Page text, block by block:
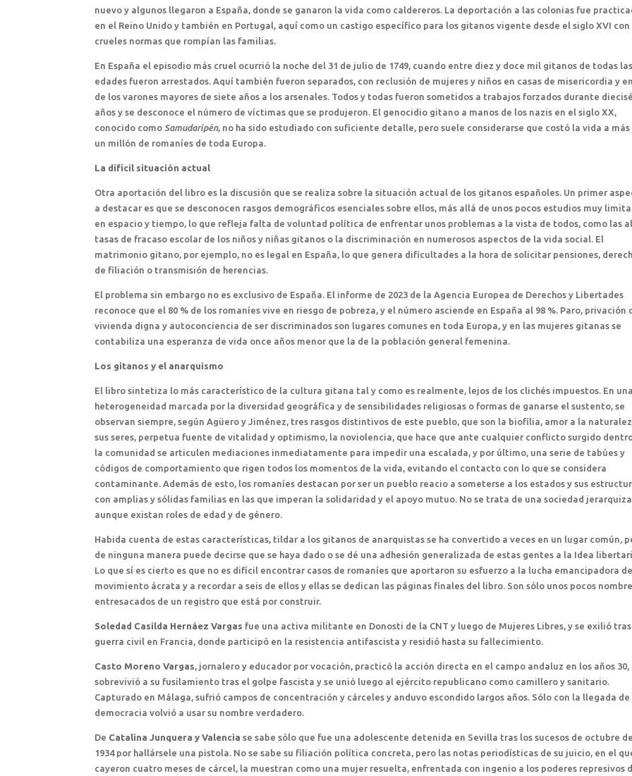
nuevo y algunos llegaron a España, donde se ganaron la vida como caldereros. La deportación a las colonias fue
en el Reino Unido y también en Portugal, aquí como un castigo específico para los gitanos vigente desde el siglo XVI con
crueles normas que rompían las familias.
En España el episodio más cruel ocurrió la noche del 31 de julio de 1749, cuando entre diez y doce mil gitanos de todas las
edades fueron arrestados. Aquí también fueron separados, con reclusión de mujeres y niños en casas de misericordia y
de los varones mayores de siete años a los arsenales. Todos y todas fueron sometidos a trabajos forzados durante
años y se desconoce el número de víctimas que se produjeron. El genocidio gitano a manos de los nazis en el siglo XX,
conocido como Samudaripén, no ha sido estudiado con suficiente detalle, pero suele considerarse que costó la vida a más
un millón de romaníes de toda Europa.
La difícil situación actual
Otra aportación del libro es la discusión que se realiza sobre la situación actual de los gitanos españoles. Un primer
a destacar es que se desconocen rasgos demográficos esenciales sobre ellos, más allá de unos pocos estudios muy
en espacio y tiempo, lo que refleja falta de voluntad política de enfrentar unos problemas a la vista de todos, como las
tasas de fracaso escolar de los niños y niñas gitanos o la discriminación en numerosos aspectos de la vida social. El
matrimonio gitano, por ejemplo, no es legal en España, lo que genera dificultades a la hora de solicitar pensiones,
de filiación o transmisión de herencias.
El problema sin embargo no es exclusivo de España. El informe de 2023 de la Agencia Europea de Derechos y Libertades
reconoce que el 80 % de los romaníes vive en riesgo de pobreza, y el número asciende en España al 98 %. Paro, privación
vivienda digna y autoconciencia de ser discriminados son lugares comunes en toda Europa, y en las mujeres gitanas se
contabiliza una esperanza de vida once años menor que la de la población general femenina.
Los gitanos y el anarquismo
El libro sintetiza lo más característico de la cultura gitana tal y como es realmente, lejos de los clichés impuestos. En una
heterogeneidad marcada por la diversidad geográfica y de sensibilidades religiosas o formas de ganarse el sustento, se
observan siempre, según Agüero y Jiménez, tres rasgos distintivos de este pueblo, que son la biofilia, amor a la
sus seres, perpetua fuente de vitalidad y optimismo, la noviolencia, que hace que ante cualquier conflicto surgido
la comunidad se articulen mediaciones inmediatamente para impedir una escalada, y por último, una serie de tabúes y
códigos de comportamiento que rigen todos los momentos de la vida, evitando el contacto con lo que se considera
contaminante. Además de esto, los romaníes destacan por ser un pueblo reacio a someterse a los estados y sus
con amplias y sólidas familias en las que imperan la solidaridad y el apoyo mutuo. No se trata de una sociedad
aunque existan roles de edad y de género.
Habida cuenta de estas características, tildar a los gitanos de anarquistas se ha convertido a veces en un lugar común,
de ninguna manera puede decirse que se haya dado o se dé una adhesión generalizada de estas gentes a la Idea
Lo que sí es cierto es que no es difícil encontrar casos de romaníes que aportaron su esfuerzo a la lucha emancipadora
movimiento ácrata y a recordar a seis de ellos y ellas se dedican las páginas finales del libro. Son sólo unos pocos
entresacados de un registro que está por construir.
Soledad Casilda Hernáez Vargas fue una activa militante en Donosti de la CNT y luego de Mujeres Libres, y se exilió
guerra civil en Francia, donde participó en la resistencia antifascista y residió hasta su fallecimiento.
Casto Moreno Vargas , jornalero y educador por vocación, practicó la acción directa en el campo andaluz en los años 30,
sobrevivió a su fusilamiento tras el golpe fascista y se unió luego al ejército republicano como camillero y sanitario.
Capturado en Málaga, sufrió campos de concentración y cárceles y anduvo escondido largos años. Sólo con la llegada de
democracia volvió a usar su nombre verdadero.
De Catalina Junquera y Valencia se sabe sólo que fue una adolescente detenida en Sevilla tras los sucesos de octubre de
1934 por hallársele una pistola. No se sabe su filiación política concreta, pero las notas periodísticas de su juicio, en el
cayeron cuatro meses de cárcel, la muestran como una mujer resuelta, enfrentada con ingenio a los poderes represivos